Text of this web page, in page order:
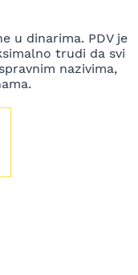
u dinarima. PDV je
trudi da svi
nazivima,